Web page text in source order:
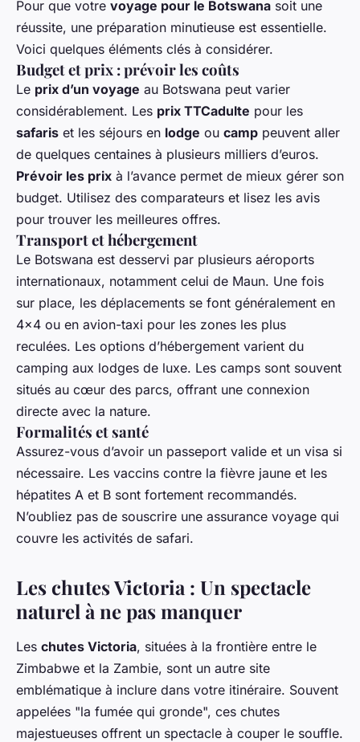
Pour que votre voyage pour le Botswana soit une
réussite, une préparation minutieuse est essentielle.
Voici quelques éléments clés à considérer.
Budget et prix : prévoir les coûts
Le prix d’un voyage au Botswana peut varier
considérablement. Les prix TTCadulte pour les
safaris et les séjours en lodge ou camp peuvent aller
de quelques centaines à plusieurs milliers d’euros.
Prévoir les prix à l’avance permet de mieux gérer son
budget. Utilisez des comparateurs et lisez les avis
pour trouver les meilleures offres.
Transport et hébergement
Le Botswana est desservi par plusieurs aéroports
internationaux, notamment celui de Maun. Une fois
sur place, les déplacements se font généralement en
4x4 ou en avion-taxi pour les zones les plus
reculées. Les options d’hébergement varient du
camping aux lodges de luxe. Les camps sont souvent
situés au cœur des parcs, offrant une connexion
directe avec la nature.
Formalités et santé
Assurez-vous d’avoir un passeport valide et un visa si
nécessaire. Les vaccins contre la fièvre jaune et les
hépatites A et B sont fortement recommandés.
N’oubliez pas de souscrire une assurance voyage qui
couvre les activités de safari.
Les chutes Victoria : Un spectacle
naturel à ne pas manquer
Les chutes Victoria, situées à la frontière entre le
Zimbabwe et la Zambie, sont un autre site
emblématique à inclure dans votre itinéraire. Souvent
appelées "la fumée qui gronde", ces chutes
majestueuses offrent un spectacle à couper le souffle.